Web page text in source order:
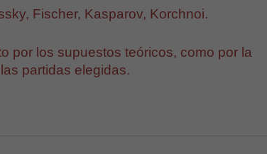
Fischer, Kasparov, Korchnoi.
por los supuestos teóricos, como por la
partidas elegidas.